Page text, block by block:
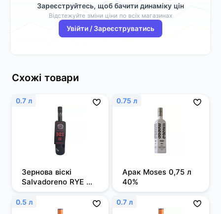
Зареєструйтесь, щоб бачити динаміку цін
Відстежуйте зміни ціни по всіх магазинах
Увійти / Зареєструватись
Схожі товари
0.7 л
Зернова віскі
Salvadoreno RYE
0,7л 50%
0.75 л
Арак Moses 0,75 л
40%
0.5 л 0.7 л